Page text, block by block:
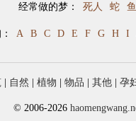
经常做的梦： 死人 蛇 鱼
A B C D E F G H I
自然 植物 物品 其他 孕
© 2006-2026